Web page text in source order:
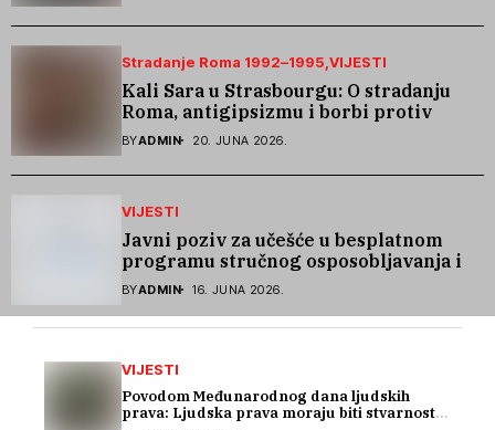
Stradanje Roma 1992–1995 VIJESTI
Kali Sara u Strasbourgu: O stradanju
Roma, antigipsizmu i borbi protiv
govora mržnje
BYADMIN 20. JUNA 2026.
VIJESTI
Javni poziv za učešće u besplatnom
programu stručnog osposobljavanja i
podrške pri zapošljavanju
BYADMIN 16. JUNA 2026.
VIJESTI
Povodom Međunarodnog dana ljudskih
prava: Ljudska prava moraju biti stvarnost